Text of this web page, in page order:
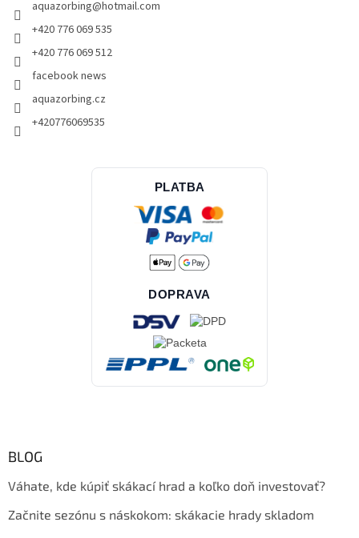
aquazorbing@hotmail.com
+420 776 069 535
+420 776 069 512
facebook news
aquazorbing.cz
+420776069535
PLATBA
DOPRAVA
BLOG
Váhate, kde kúpiť skákací hrad a koľko doň investovať?
Začnite sezónu s náskokom: skákacie hrady skladom